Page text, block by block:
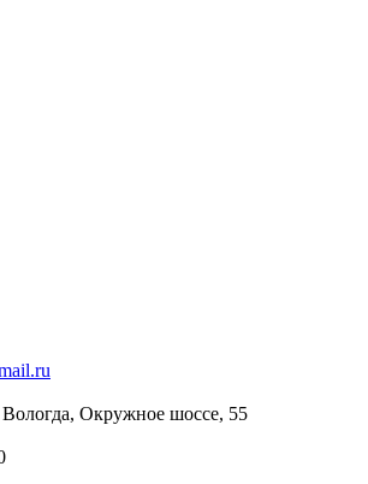
Вологда, Окружное шоссе, 55